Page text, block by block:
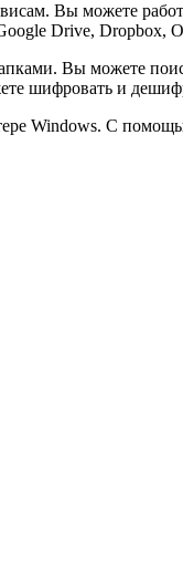
Вы можете
Drive, Dropbox,
Вы можете
шифровать и
Windows. С